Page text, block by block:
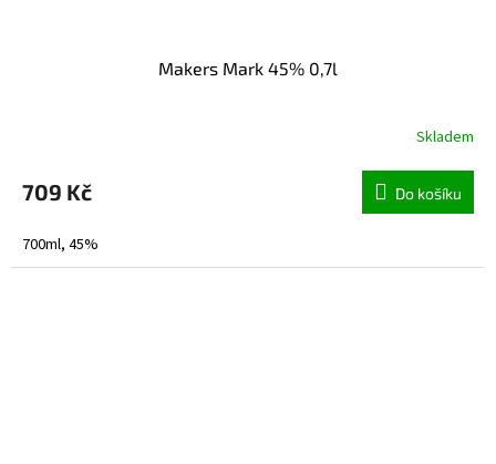
Makers Mark 45% 0,7l
Skladem
709 Kč Do košíku
700ml, 45%